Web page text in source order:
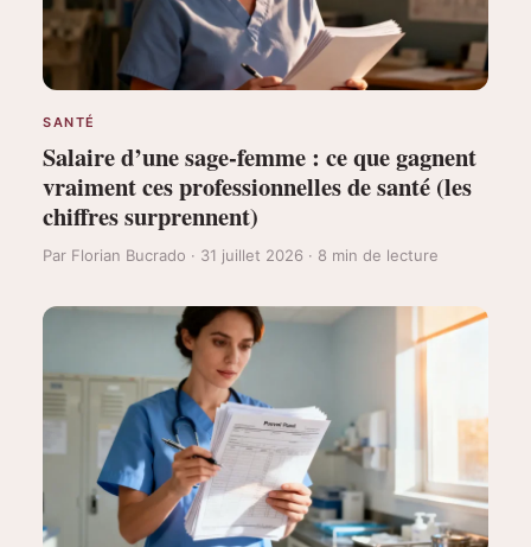
SANTÉ
Salaire d’une sage-femme : ce que gagnent
vraiment ces professionnelles de santé (les
chiffres surprennent)
Par Florian Bucrado · 31 juillet 2026 · 8 min de lecture